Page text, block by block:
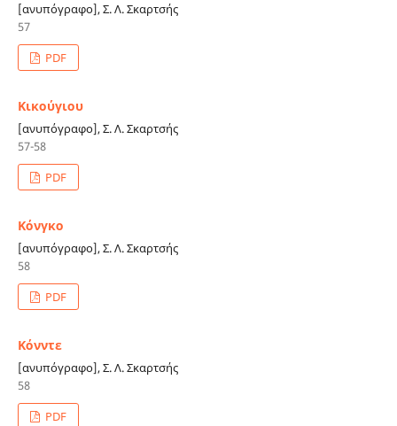
[ανυπόγραφο], Σ. Λ. Σκαρτσής
57
PDF
Κικούγιου
[ανυπόγραφο], Σ. Λ. Σκαρτσής
57-58
PDF
Κόνγκο
[ανυπόγραφο], Σ. Λ. Σκαρτσής
58
PDF
Κόνντε
[ανυπόγραφο], Σ. Λ. Σκαρτσής
58
PDF